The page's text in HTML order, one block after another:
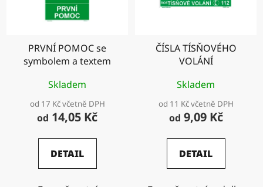
PRVNÍ POMOC se
symbolem a textem
Skladem
od 17 Kč včetně DPH
od 14,05 Kč
DETAIL
ČÍSLA TÍSŇOVÉHO
VOLÁNÍ
Skladem
od 11 Kč včetně DPH
od 9,09 Kč
DETAIL